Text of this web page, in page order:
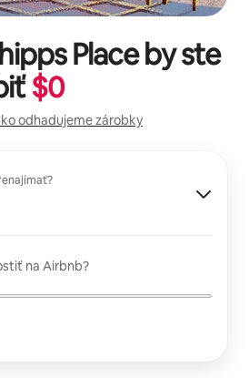
Placeby ste
$0
odhadujeme zárobky
na Airbnb?